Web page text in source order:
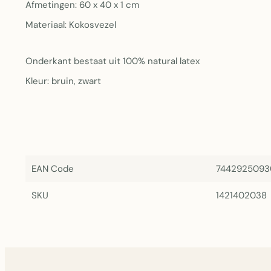
Afmetingen: 60 x 40 x 1 cm
Materiaal: Kokosvezel
Onderkant bestaat uit 100% natural latex
Kleur: bruin, zwart
EAN Code
SKU 1421402038